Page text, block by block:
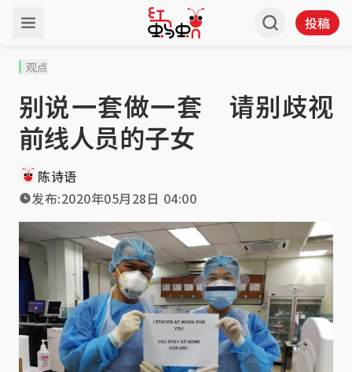
投稿
观点
别说一套做一套 请别歧视
前线人员的子女
陈诗语
发布:2020年05月28日 04:00